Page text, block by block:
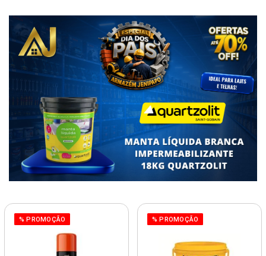
% PROMOÇÃO % PROMOÇÃO